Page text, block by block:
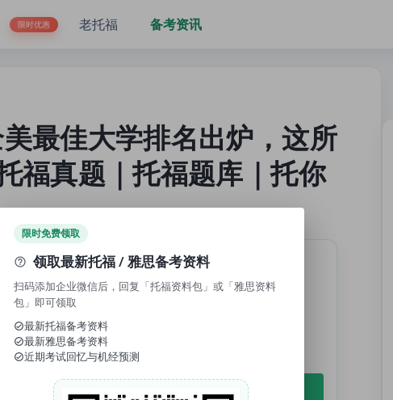
真题｜托福题库｜托你的福
限时优惠 老托福 备考资讯
最佳大学排名出炉，这所
福真题｜托福题库｜托你
，即可领取免费资料、近期考试回忆与机经预测。
取免费资料
限时免费领取
领取最新托福 / 雅思备考资料
扫码添加企业微信后，回复「托福资料包」或「雅思资料
包」即可领取
最新托福备考资料
最新雅思备考资料
近期考试回忆与机经预测